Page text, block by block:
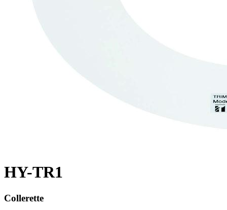
HY-TR1
Collerette